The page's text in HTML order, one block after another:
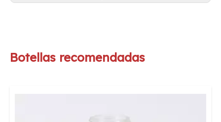
Botellas recomendadas